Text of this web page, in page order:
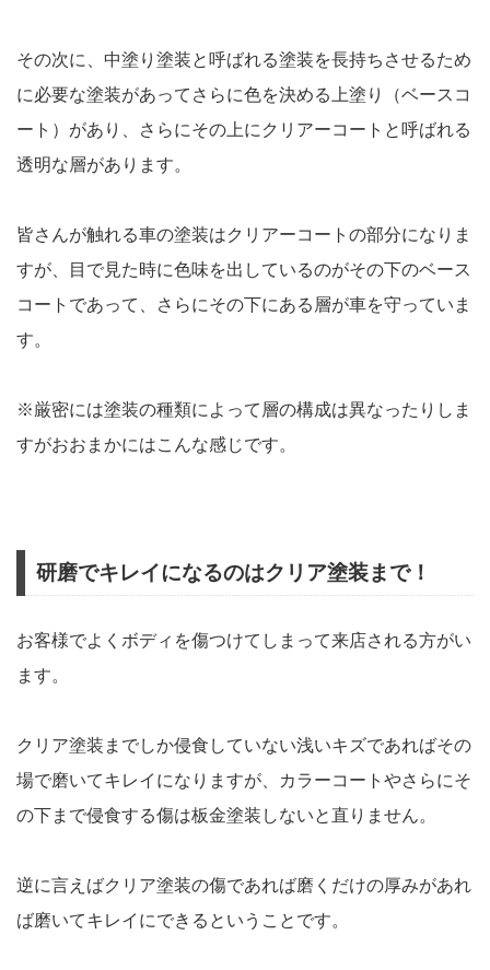
その次に、中塗り塗装と呼ばれる塗装を長持ちさせるため
に必要な塗装があってさらに色を決める上塗り（ベースコ
ート）があり、さらにその上にクリアーコートと呼ばれる
透明な層があります。
皆さんが触れる車の塗装はクリアーコートの部分になりま
すが、目で見た時に色味を出しているのがその下のベース
コートであって、さらにその下にある層が車を守っていま
す。
※厳密には塗装の種類によって層の構成は異なったりしま
すがおおまかにはこんな感じです。
研磨でキレイになるのはクリア塗装まで！
お客様でよくボディを傷つけてしまって来店される方がい
ます。
クリア塗装までしか侵食していない浅いキズであればその
場で磨いてキレイになりますが、カラーコートやさらにそ
の下まで侵食する傷は板金塗装しないと直りません。
逆に言えばクリア塗装の傷であれば磨くだけの厚みがあれ
ば磨いてキレイにできるということです。